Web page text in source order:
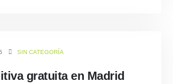
SIN CATEGORÍA
gratuita en Madrid